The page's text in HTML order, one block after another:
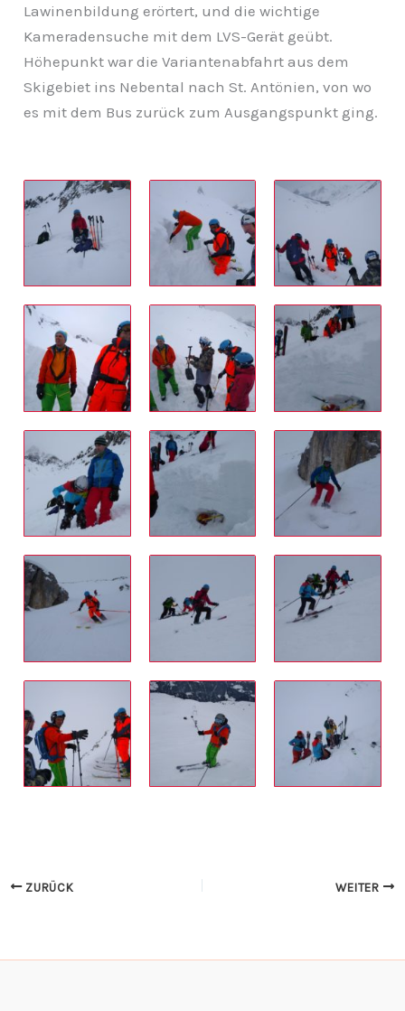
Lawinenbildung erörtert, und die wichtige
Kameradensuche mit dem LVS-Gerät geübt.
Höhepunkt war die Variantenabfahrt aus dem
Skigebiet ins Nebental nach St. Antönien, von wo
es mit dem Bus zurück zum Ausgangspunkt ging.
ZURÜCK WEITER